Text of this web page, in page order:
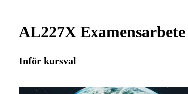
AL227X
Inför kursval